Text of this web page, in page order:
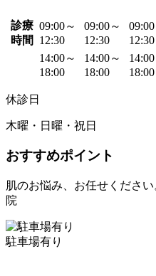
診療
時間
09:00～
12:30
09:00～
12:30
09:00
12:30
14:00～
18:00
14:00～
18:00
18:00
休診日
木曜・日曜・祝日
おすすめポイント
肌のお悩み、お任せくださ
院
駐車場有り